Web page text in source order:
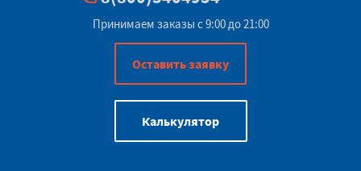
Принимаем заказы с 9:00 до 21:00
Оставить заявку
Калькулятор